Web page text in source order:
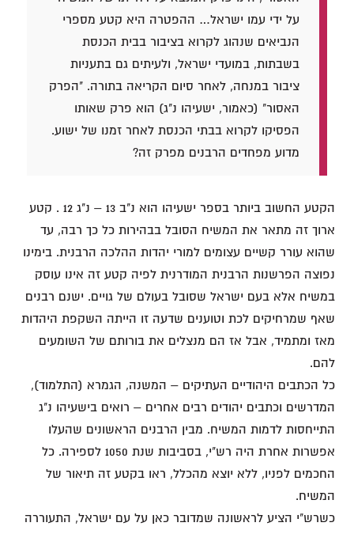
על ידי עמו ישראל… ההפטרה היא קטע מספרי
הנביאים שנהוג לקרוא בציבור בבית הכנסת
בשבתות, במועדי ישראל, ולעיתים גם בתעניות
ציבור במנחה, לאחר סיום הקריאה בתורה. "הפרק
האסור" (כאמור, ישעיהו נ"ג) הוא פרק שאותו
הפסיקו לקרוא בבתי הכנסת לאחר זמנו של ישוע.
מדוע מפחדים הרבנים מפרק זה?
הקטע החשוב ביותר בספר ישעיהו הוא נ"ב 13 – נ"ג 12 . קטע
ארוך זה מתאר את המשיח הסובל בבהירות כל כך רבה, עד
שהוא עורר קשיים עצומים למורי יהדות ההלכה הרבנית. בימינו
נפוצה הפרשנות הרבנית המודרנית לפיה קטע זה אינו עוסק
במשיח אלא בעם ישראל שסובל בעולם של גויים. ישנם רבנים
שאף שמרחיקים לכת וטוענים שדעה זו הייתה השקפת היהדות
מאז ומתמיד, אבל אז הם מנצלים את בורותם של השומעים
להם.
כל הכתבים היהודיים העתיקים – המשנה, הגמרא (התלמוד),
המדרשים וכתבים יהודים רבים אחרים – רואים בישעיהו נ"ג
התייחסות לדמות המשיח. מבין הרבנים הראשונים שהעלו
אפשרות אחרת היה רש"י, בסביבות שנת 1050 לספירה. כל
החכמים לפניו, ללא יוצא מהכלל, ראו בקטע זה תיאור של
המשיח.
כשרש"י הציע לראשונה שמדובר כאן על עם ישראל, התעוררה